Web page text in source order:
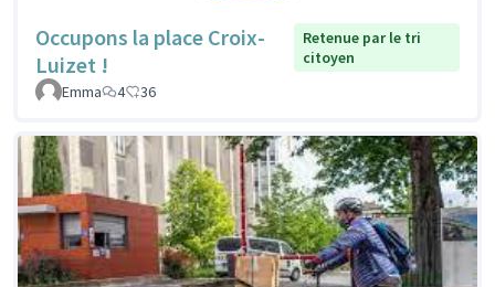
Occupons la place Croix-
Luizet !
Retenue par le tri
citoyen
Emma
4 36